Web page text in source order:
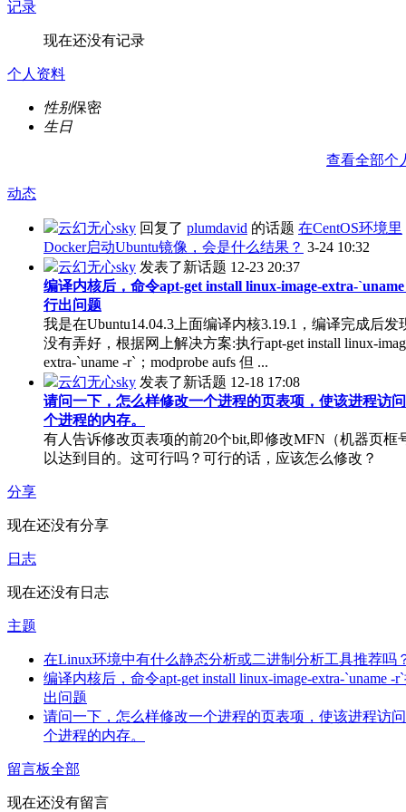
记录
现在还没有记录
个人资料
性别保密
生日
查看全部个
动态
云幻无心sky 回复了 plumdavid 的话题 在CentOS环境里
Docker启动Ubuntu镜像，会是什么结果？ 3-24 10:32
云幻无心sky 发表了新话题 12-23 20:37
编译内核后，命令apt-get install linux-image-extra-
行出问题
我是在Ubuntu14.04.3上面编译内核3.19.1，编译完成后发
没有弄好，根据网上解决方案:执行apt-get install linux-
extra-`uname -r`；modprobe aufs 但 ...
云幻无心sky 发表了新话题 12-18 17:08
请问一下，怎么样修改一个进程的页表项，使该进程访
个进程的内存。
有人告诉修改页表项的前20个bit,即修改MFN（机器页框
以达到目的。这可行吗？可行的话，应该怎么修改？
分享
现在还没有分享
日志
现在还没有日志
主题
在Linux环境中有什么静态分析或二进制分析工具推荐吗
编译内核后，命令apt-get install linux-image-extra-`uname -
出问题
请问一下，怎么样修改一个进程的页表项，使该进程访
个进程的内存。
留言板全部
现在还没有留言